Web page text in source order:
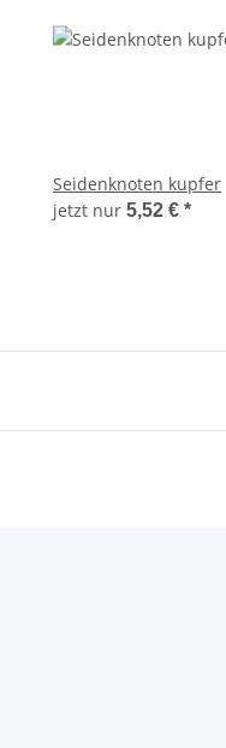
Seidenknoten kupfer
jetzt nur 5,52 € *